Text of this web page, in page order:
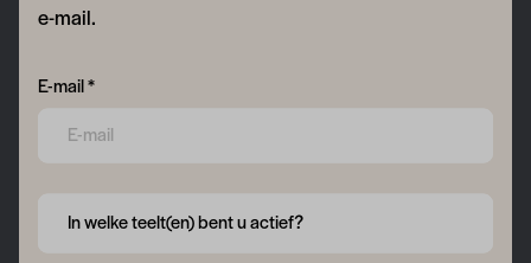
e-mail.
Form field 6a77654d5aa68
E-mail *
In welke teelt(en) bent u actief?